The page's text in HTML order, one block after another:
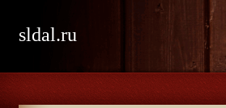
sldal.ru